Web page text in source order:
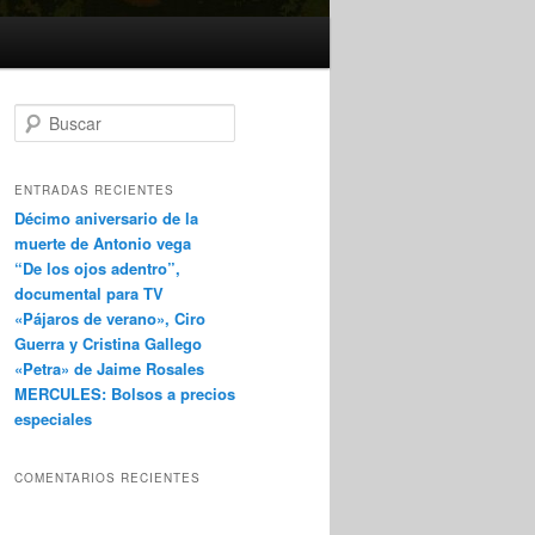
u
c
r
ENTRADAS RECIENTES
Décimo aniversario de la
muerte de Antonio vega
“De los ojos adentro”,
documental para TV
«Pájaros de verano», Ciro
Guerra y Cristina Gallego
«Petra» de Jaime Rosales
MERCULES: Bolsos a precios
especiales
COMENTARIOS RECIENTES